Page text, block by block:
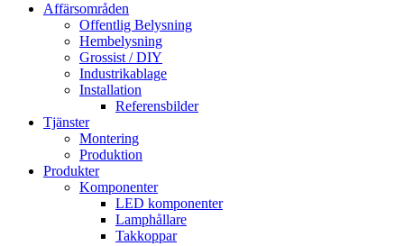
Affärsområden
Offentlig Belysning
Hembelysning
Grossist / DIY
Industrikablage
Installation
Referensbilder
Tjänster
Montering
Produktion
Produkter
Komponenter
LED komponenter
Lamphållare
Takkoppar